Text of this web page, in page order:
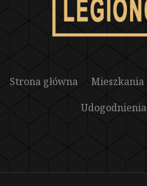
Strona główna Mieszkania
Udogodnienia